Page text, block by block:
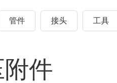
管件 接头 工具
件